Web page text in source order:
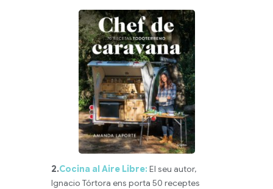
2.Cocina al Aire Libre: El seu autor,
Ignacio Tórtora ens porta 50 receptes